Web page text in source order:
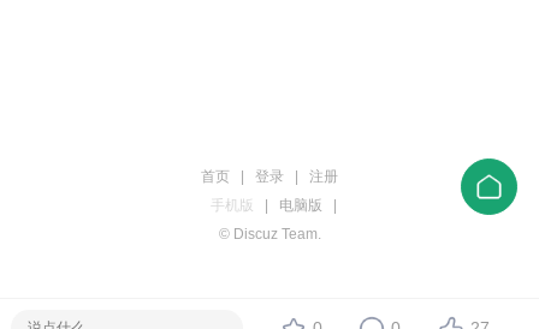
首页 登录
注册
手机版
电脑版
© Discuz Team.